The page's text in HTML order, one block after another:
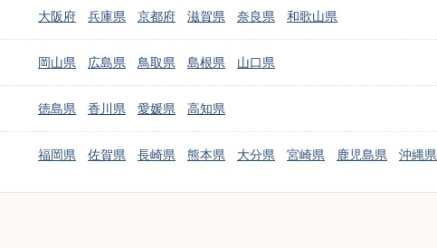
大阪府 兵庫県 京都府 滋賀県 奈良県 和歌山県
岡山県 広島県 鳥取県 島根県 山口県
徳島県 香川県 愛媛県 高知県
福岡県 佐賀県 長崎県 熊本県 大分県 宮崎県 鹿児島県 沖縄県